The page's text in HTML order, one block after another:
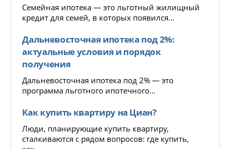
Семейная ипотека — это льготный жилищный
кредит для семей, в которых появился...
Дальневосточная ипотека под 2%:
актуальные условия и порядок
получения
Дальневосточная ипотека под 2% — это
программа льготного ипотечного...
Как купить квартиру на Циан?
Люди, планирующие купить квартиру,
сталкиваются с рядом вопросов: где купить,